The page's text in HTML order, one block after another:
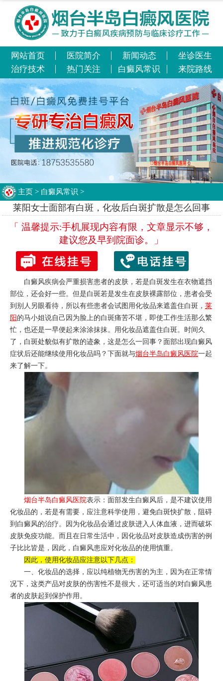
网站首页 医院简介 新闻动态
坐诊医生
治疗技术
热门关注 白癜风常识 来院路线
主页 > 白癜风常识 >
莱阳女士面部有白斑，化妆后白斑扩散是怎么回事
「 温馨提示:手机展现内容有限，文章显示不够，
建议您及早到院面诊。」
白癜风疾病会严重损害患者的皮肤，若是白斑发生在衣物遮挡
部位，还会好一些。但是白斑若是发生在皮肤裸露部位，患者会受
到别人另眼看待，所以有些患者会试图用化妆品来遮盖住白斑， 莱
阳 的马小姐说自己因为脸上的白斑痛苦不堪，即使工作生活那么繁
忙，也还是一早便起来涂涂抹抹。用化妆品遮盖住白斑。时间久
了，白斑处貌似有扩散的迹象，这是怎么一回事？面部出现白癜风
症状后还能继续使用化妆品吗？下面就与烟台半岛白癜风医院一起
来了解一下。
烟台半岛白癜风医院表示：面部发生白癜风后，是不建议使用
化妆品的，若是有需要，应注意科学使用，避免白斑快扩散，阻碍
到白癜风的治疗。因为化妆品会通过皮肤进入人体血液，进而破坏
皮肤免疫功能。而且在日常生活中，因化妆品对皮肤造成伤害的例
子比比皆是，因此，白癜风患应对化妆品的使用慎重。
因此，使用化妆品应注意以下几点：
一、化妆品的选择，应以纯植物无伤害的为主，因为在正常情
况下，这类产品对皮肤的伤害性不是很大，还可适当的对白癜风患
者的皮肤起到保护作用。